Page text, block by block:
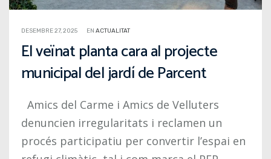
DESEMBRE 27, 2025 EN ACTUALITAT
El veïnat planta cara al projecte
municipal del jardí de Parcent
Amics del Carme i Amics de Velluters
denuncien irregularitats i reclamen un
procés participatiu per convertir l’espai en